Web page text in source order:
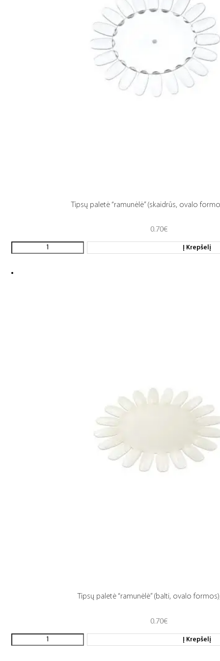
Tipsų paletė “ramunėlė” (skaidrūs, ovalo
0.70€
Į Krepšelį
Tipsų paletė “ramunėlė” (balti, ovalo
0.70€
Į Krepšelį